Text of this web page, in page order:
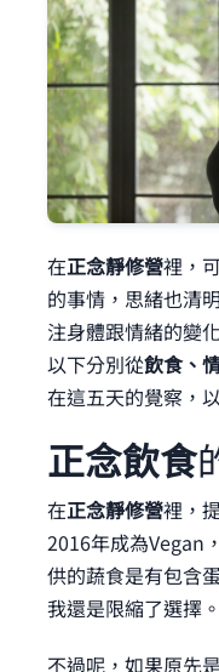
在正念靜修營裡，
的事情，思緒也清
注身體跟情緒的變
以下分別從飲食、
在這五天的覺察，
正念飲食
在正念靜修營裡，
2016年成為Vegan
供的蔬食是有包含
我還是限縮了選擇。
不過呢，如果原先